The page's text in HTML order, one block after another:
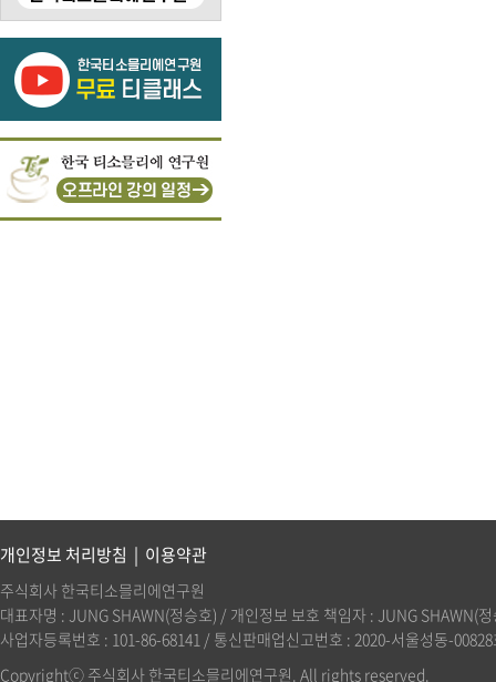
개인정보 처리방침 | 이용약관
주식회사 한국티소믈리에연구원
대표자명 : JUNG SHAWN(정승호) / 개인정보 보호 책임자 : JUNG
사업자등록번호 : 101-86-68141 / 통신판매업신고번호 : 2020-서울성동-
Copyrightⓒ 주식회사 한국티소믈리에연구원. All rights reserved.